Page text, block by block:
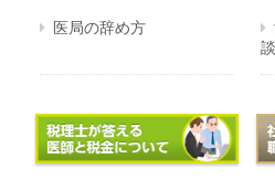
医局の辞め方